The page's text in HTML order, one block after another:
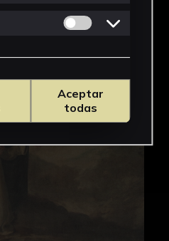
Permitir cookies
Aceptar
todas